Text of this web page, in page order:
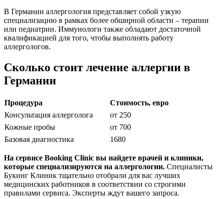
В Германии аллергология представляет собой узкую
специализацию в рамках более обширной области – терапии
или педиатрии. Иммунологи также обладают достаточной
квалификацией для того, чтобы выполнять работу
аллергологов.
Сколько стоит лечение аллергии в
Германии
Процедура
Стоимость, евро
Консультация аллерголога
от 250
Кожные пробы
от 700
Базовая диагностика
1680
На сервисе Booking Clinic вы найдете врачей и клиники,
которые специализируются на аллергологии. Специалисты
Букинг Клиник тщательно отобрали для вас лучших
медицинских работников в соответствии со строгими
правилами сервиса. Эксперты ждут вашего запроса.